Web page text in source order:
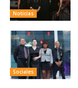
Noticias
Sociales